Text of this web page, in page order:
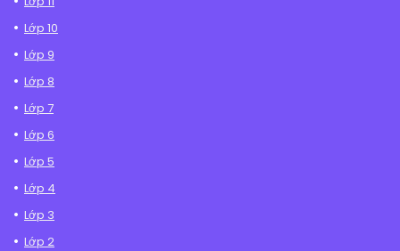
Lớp 10
Lớp 9
Lớp 8
Lớp 7
Lớp 6
Lớp 5
Lớp 4
Lớp 3
Lớp 2